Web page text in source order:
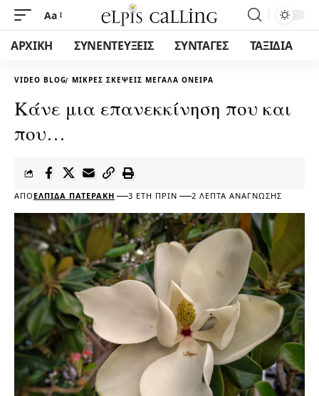
Aa
ΑΡΧΙΚΗ ΣΥΝΕΝΤΕΥΞΕΙΣ ΣΥΝΤΑΓΕΣ ΤΑΞΙΔΙΑ
VIDEO BLOG ΜΙΚΡΕΣ ΣΚΕΨΕΙΣ ΜΕΓΑΛΑ ΟΝΕΙΡΑ
Κάνε μια επανεκκίνηση που και
που…
ΑΠΌ ΕΛΠΊΔΑ ΠΑΤΕΡΆΚΗ 3 ΈΤΗ ΠΡΙΝ 2 ΛΕΠΤΆ ΑΝΆΓΝΩΣΗΣ